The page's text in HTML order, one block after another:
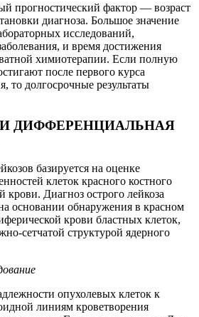
прогностический фактор — возраст
диагноза. Большое значение
исследований,
и время достижения
химиотерапии. Если полную
после первого курса
то долгосрочные результаты
ДИФФЕРЕНЦИАЛЬНАЯ
базируется на оценке
клеток красного костного
крови. Диагноз острого лейкоза
основании обнаружения в красном
крови бластных клеток,
сетчатой структурой ядерного
опухолевых клеток к
линиям кроветворения